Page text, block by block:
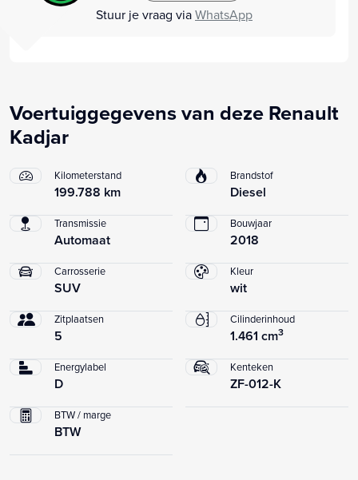
Stuur je vraag viaWhatsApp
Voertuiggegevens van deze Renault
Kadjar
Kilometerstand
199.788 km
Brandstof
Diesel
Transmissie
Automaat
Bouwjaar
2018
Carrosserie
SUV
Kleur
wit
Zitplaatsen
5
Cilinderinhoud
1.461 cm3
Energylabel
D
Kenteken
ZF-012-K
BTW / marge
BTW